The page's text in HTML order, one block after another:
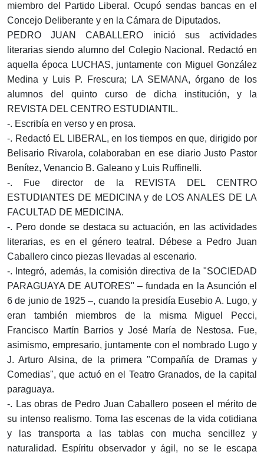
miembro del Partido Liberal. Ocupó sendas bancas en el
Concejo Deliberante y en la Cámara de Diputados.
PEDRO JUAN CABALLERO inició sus actividades
literarias siendo alumno del Colegio Nacional. Redactó en
aquella época LUCHAS, juntamente con Miguel González
Medina y Luis P. Frescura; LA SEMANA, órgano de los
alumnos del quinto curso de dicha institución, y la
REVISTA DEL CENTRO ESTUDIANTIL.
-. Escribía en verso y en prosa.
-. Redactó EL LIBERAL, en los tiempos en que, dirigido por
Belisario Rivarola, colaboraban en ese diario Justo Pastor
Benítez, Venancio B. Galeano y Luis Ruffinelli.
-. Fue director de la REVISTA DEL CENTRO
ESTUDIANTES DE MEDICINA y de LOS ANALES DE LA
FACULTAD DE MEDICINA.
-. Pero donde se destaca su actuación, en las actividades
literarias, es en el género teatral. Débese a Pedro Juan
Caballero cinco piezas llevadas al escenario.
-. Integró, además, la comisión directiva de la "SOCIEDAD
PARAGUAYA DE AUTORES" – fundada en la Asunción el
6 de junio de 1925 –, cuando la presidía Eusebio A. Lugo, y
eran también miembros de la misma Miguel Pecci,
Francisco Martín Barrios y José María de Nestosa. Fue,
asimismo, empresario, juntamente con el nombrado Lugo y
J. Arturo Alsina, de la primera "Compañía de Dramas y
Comedias", que actuó en el Teatro Granados, de la capital
paraguaya.
-. Las obras de Pedro Juan Caballero poseen el mérito de
su intenso realismo. Toma las escenas de la vida cotidiana
y las transporta a las tablas con mucha sencillez y
naturalidad. Espíritu observador y ágil, no se le escapa